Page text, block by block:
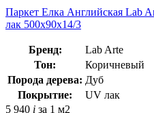
Паркет Елка Английская Lab
лак 500х90х14/3
Бренд:
Lab Arte
Тон:
Коричневый
Порода дерева: Дуб
Покрытие:
UV лак
5 940 i за 1 м2